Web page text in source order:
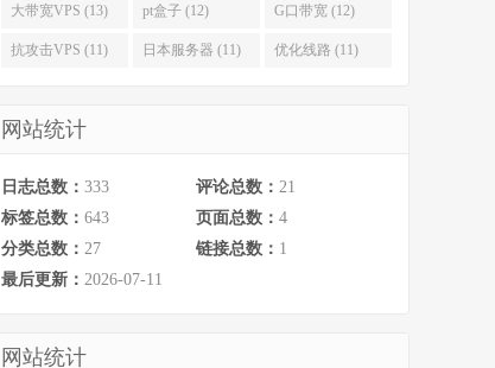
大带宽VPS (13) pt盒子 (12) G口带宽 (12)
抗攻击VPS (11) 日本服务器 (11) 优化线路 (11)
网站统计
日志总数： 333 评论总数： 21
标签总数： 643 页面总数： 4
分类总数： 27 链接总数： 1
最后更新： 2026-07-11
网站统计